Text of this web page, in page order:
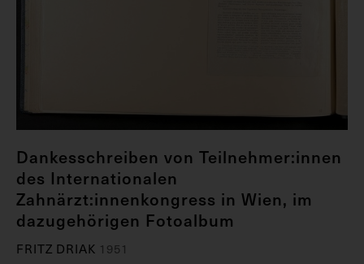
Dankesschreiben von Teilnehmer:innen
des Internationalen
Zahnärzt:innenkongress in Wien, im
dazugehörigen Fotoalbum
FRITZ DRIAK 1951